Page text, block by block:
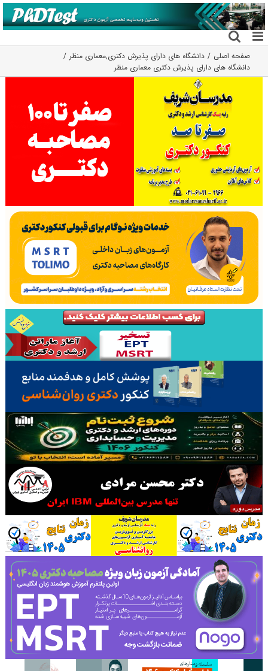
رفتن
به
محتوا
صفحه اصلی دانشگاه های دارای پذیرش دکتری,معماری منظر
دانشگاه های دارای پذیرش دکتری ﻣﻌﻤﺎری منظر